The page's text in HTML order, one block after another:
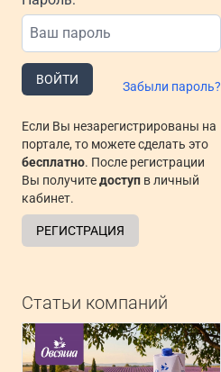
ВОЙТИ Забыли пароль?
Если Вы незарегистрированы на
портале, то можете сделать это
бесплатно. После регистрации
Вы получитедоступ в личный
кабинет.
РЕГИСТРАЦИЯ
Статьи компаний